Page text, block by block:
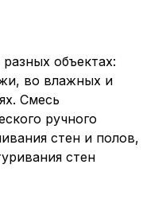
объектах:
во влажных и
Смесь
ручного
стен и полов,
стен